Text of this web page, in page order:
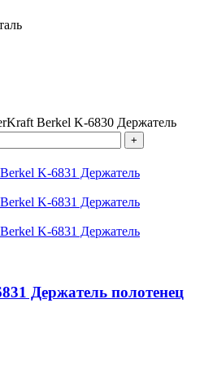
Berkel K-6830 Держатель
Держатель полотенец